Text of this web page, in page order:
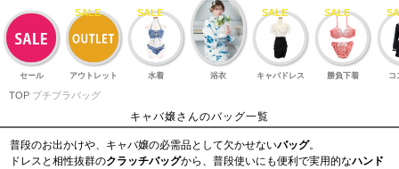
セール アウトレット 水着 浴衣 キャバドレス 勝負下着 コ
TOP プチプラバッグ
キャバ嬢さんのバッグ一覧
普段のお出かけや、キャバ嬢の必需品として欠かせないバッグ。
ドレスと相性抜群のクラッチバッグから、普段使いにも便利で実用的なハンド